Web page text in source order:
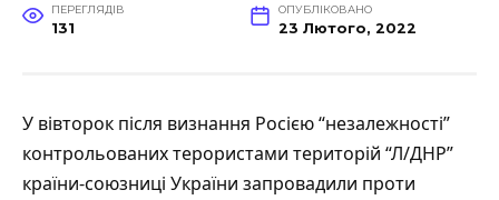
ПЕРЕГЛЯДІВ
131
ОПУБЛІКОВАНО
23 Лютого, 2022
У вівторок після визнання Росією “незалежності”
контрольованих терористами територій “Л/ДНР”
країни-союзниці України запровадили проти